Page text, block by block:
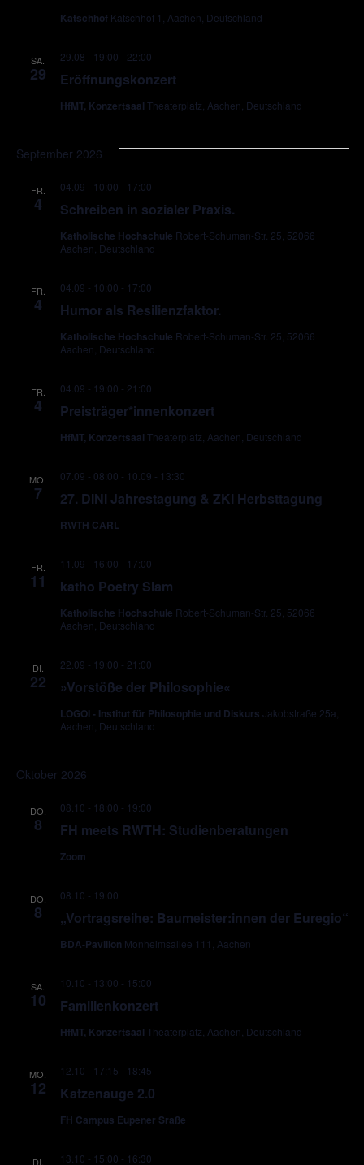
Katschhof Katschhof 1, Aachen, Deutschland
SA.
29 Eröffnungskonzert
29.08 - 19:00 - 22:00
HfMT, Konzertsaal Theaterplatz, Aachen, Deutschland
September 2026
FR.
4 Schreiben in sozialer Praxis.
04.09 - 10:00 - 17:00
Katholische Hochschule Robert-Schuman-Str. 25, 52066
Aachen, Deutschland
FR.
4 Humor als Resilienzfaktor.
04.09 - 10:00 - 17:00
Katholische Hochschule Robert-Schuman-Str. 25, 52066
Aachen, Deutschland
FR.
4 Preisträger*innenkonzert
04.09 - 19:00 - 21:00
HfMT, Konzertsaal Theaterplatz, Aachen, Deutschland
MO.
7 27. DINI Jahrestagung & ZKI Herbsttagung
07.09 - 08:00 - 10.09 - 13:30
RWTH CARL
FR.
11 katho Poetry Slam
11.09 - 16:00 - 17:00
Katholische Hochschule Robert-Schuman-Str. 25, 52066
Aachen, Deutschland
DI.
22 »Vorstöße der Philosophie«
22.09 - 19:00 - 21:00
LOGOI - Institut für Philosophie und Diskurs Jakobstraße 25a,
Aachen, Deutschland
Oktober 2026
DO.
8 FH meets RWTH: Studienberatungen
08.10 - 18:00 - 19:00
Zoom
DO.
8 „Vortragsreihe: Baumeister:innen der Euregio“
08.10 - 19:00
BDA-Pavillon Monheimsallee 111, Aachen
SA.
10 Familienkonzert
10.10 - 13:00 - 15:00
HfMT, Konzertsaal Theaterplatz, Aachen, Deutschland
MO.
12 Katzenauge 2.0
12.10 - 17:15 - 18:45
FH Campus Eupener Sraße
DI. 13.10 - 15:00 - 16:30